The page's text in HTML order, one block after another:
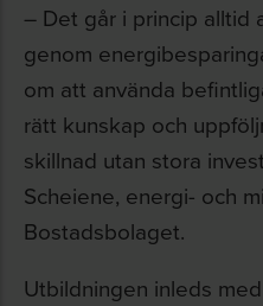
– Det går i princip
genom
om att använda
rätt kunskap och
skillnad utan stora
Scheiene, energi- och
Bostadsbolaget.
Utbildningen inleds